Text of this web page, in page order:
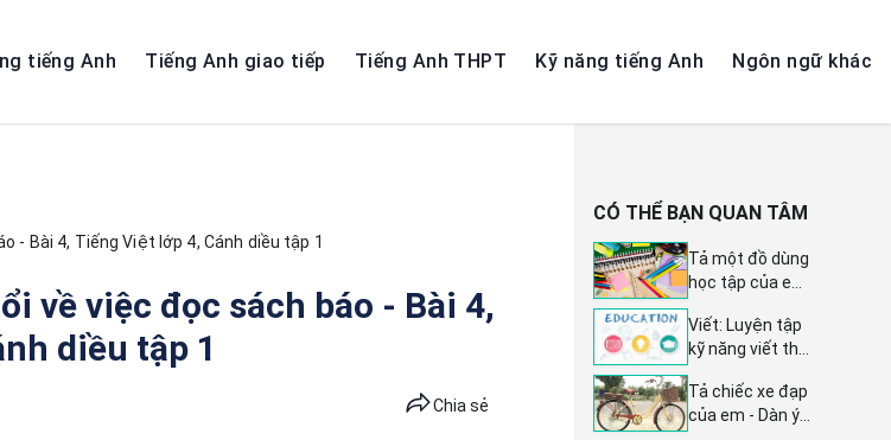
tiếng Anh Tiếng Anh giao tiếp Tiếng Anh THPT Kỹ năng tiếng Anh Ngôn ngữ khác
- Bài 4, Tiếng Việt lớp 4, Cánh diều tập 1
về việc đọc sách báo - Bài 4,
diều tập 1
Chia sẻ
CÓ THỂ BẠN QUAN TÂM
Tả một đồ dùng
học tập của em
Tuyển tập bài
văn tả đồ vật
ấn tượng nhất
Viết: Luyện tập
kỹ năng viết thư
11 Tiếng Việt
lớp 4 Cánh diều
Tả chiếc xe đạp
của em - Dàn ý